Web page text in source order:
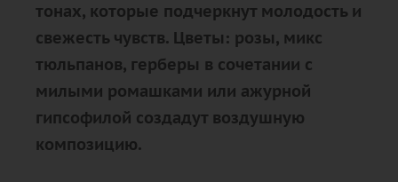
тонах, которые подчеркнут молодость и
свежесть чувств. Цветы: розы, микс
тюльпанов, герберы в сочетании с
милыми ромашками или ажурной
гипсофилой создадут воздушную
композицию.